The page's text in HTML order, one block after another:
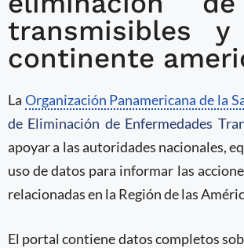
transmisibles
continente
La Organización Panamericana de la
de Eliminación de Enfermedades
apoyar a las autoridades nacionales,
uso de datos para informar las
relacionadas en la Región de las
El portal contiene datos completos